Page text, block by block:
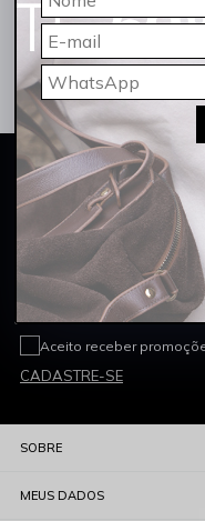
DESCRIÇÃO
Código identificador
CADASTRE-SE E
NA SUA PRIMEIRA
*Cupom não acumulativo com
Digite seu nome
Digite seu e-mail
CADASTRE-SE
Aceito receber
SOBRE
MEUS DADOS